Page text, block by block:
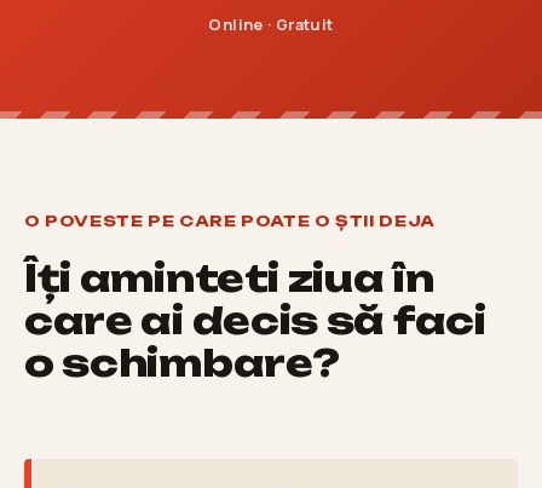
Online · Gratuit
O POVESTE PE CARE POATE O ȘTII DEJA
Îți amintești ziua în
care ai decis să faci
o schimbare?